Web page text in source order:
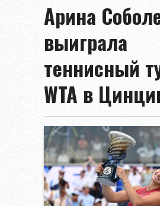
Арина
выиграла
теннисный
WTA в